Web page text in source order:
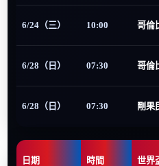
6/24（三） 10:00 哥倫
6/28（日） 07:30 哥倫
6/28（日） 07:30 剛果
日期 時間 世界